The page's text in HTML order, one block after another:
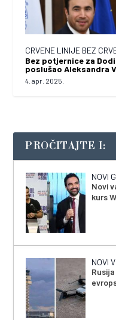
CRVENE LINIJE BEZ
Bez potjernice za
poslušao Aleksandra
4. apr. 2025.
PROČITAJTE I:
NOVI
Novi
kurs
NOVI